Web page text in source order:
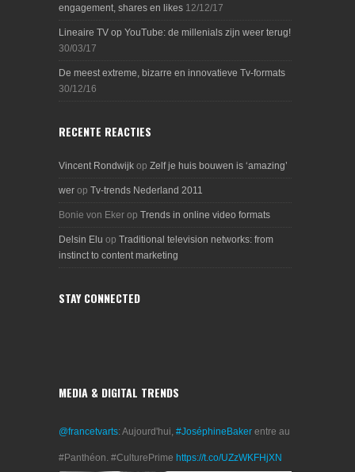
engagement, shares en likes 12/12/17
Lineaire TV op YouTube: de millenials zijn weer terug!
30/03/17
De meest extreme, bizarre en innovatieve Tv-formats
30/12/16
RECENTE REACTIES
Vincent Rondwijk op Zelf je huis bouwen is ‘amazing’
wer op Tv-trends Nederland 2011
Bonie von Eker op Trends in online video formats
Delsin Elu op Traditional television networks: from
instinct to content marketing
STAY CONNECTED
MEDIA & DIGITAL TRENDS
@francetvarts: Aujourd'hui, #JoséphineBaker entre au
#Panthéon. #CulturePrime https://t.co/UZzWKFHjXN